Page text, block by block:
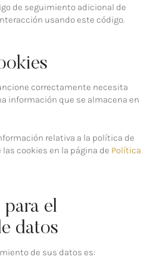
de seguimiento adicional de
usando este código.
correctamente necesita
información que se almacena en
relativa a la política de
cookies en la página de Política
el
datos
de sus datos es: